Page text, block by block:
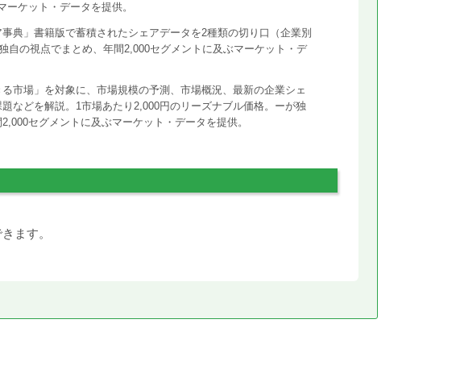
ーケット・データを提供。
事典」書籍版で蓄積されたシェアデータを2種類の切り口（企業別
自の視点でまとめ、年間2,000セグメントに及ぶマーケット・デ
る市場」を対象に、市場規模の予測、市場概況、最新の企業シェ
などを解説。1市場あたり2,000円のリーズナブル価格。ーが独
セグメントに及ぶマーケット・データを提供。
ます。